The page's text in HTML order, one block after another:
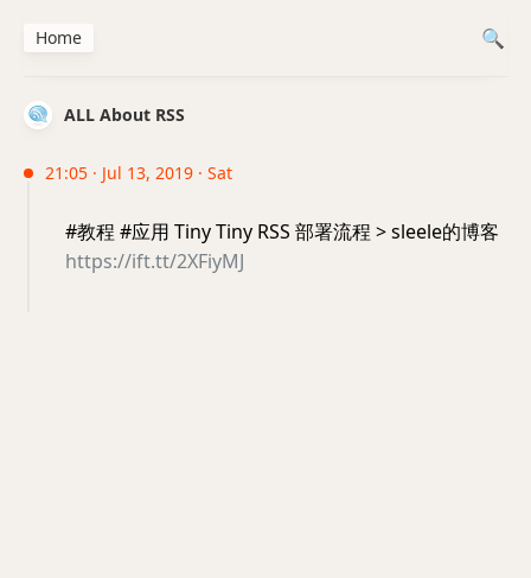
ALL About RSS
21:05 · Jul 13, 2019 · Sat
#教程 #应用 Tiny Tiny RSS 部署流程 > sleele的博客
https://ift.tt/2XFiyMJ
Home